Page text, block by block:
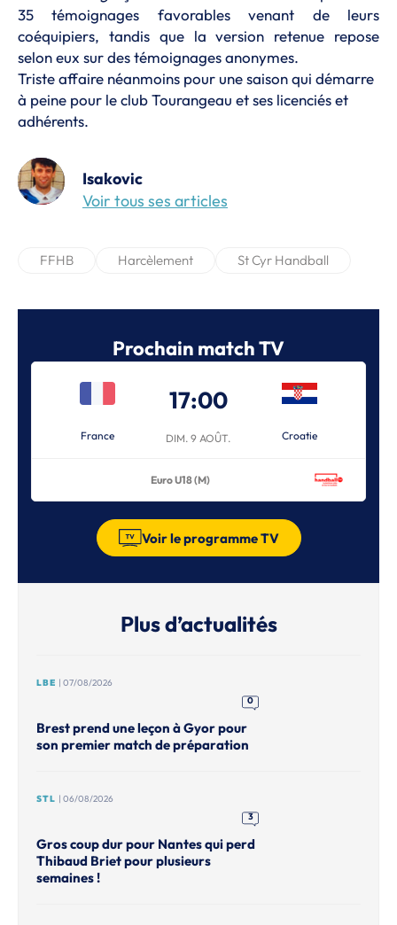
35 témoignages favorables venant de leurs
coéquipiers, tandis que la version retenue repose
selon eux sur des témoignages anonymes.
Triste affaire néanmoins pour une saison qui démarre
à peine pour le club Tourangeau et ses licenciés et
adhérents.
Isakovic
Voir tous ses articles
FFHB Harcèlement St Cyr Handball
Prochain match TV
France
17:00
DIM. 9 AOÛT. Croatie
Euro U18 (M)
Voir le programme TV
Plus d’actualités
LBE | 07/08/2026
0
Brest prend une leçon à Gyor pour
son premier match de préparation
STL | 06/08/2026
3
Gros coup dur pour Nantes qui perd
Thibaud Briet pour plusieurs
semaines !